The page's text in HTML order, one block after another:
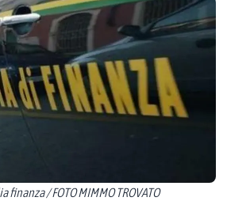
/ FOTO MIMMO TROVATO